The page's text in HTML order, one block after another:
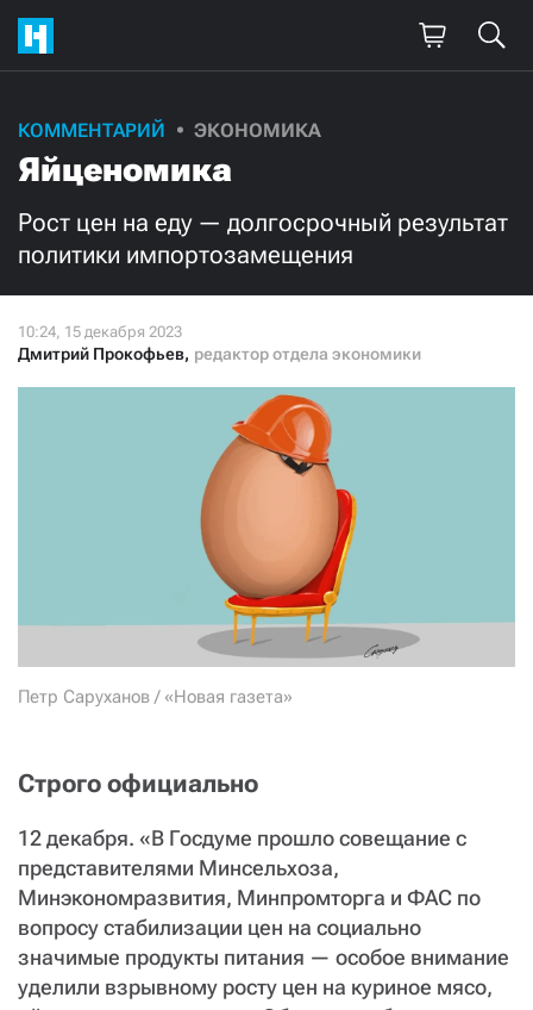
КОММЕНТАРИЙ ЭКОНОМИКА
Яйценомика
Рост цен на еду — долгосрочный результат
политики импортозамещения
Дмитрий Прокофьев, редактор отдела экономики
Петр Саруханов / «Новая газета»
Строго официально
12 декабря. «В Госдуме прошло совещание с
представителями Минсельхоза,
Минэкономразвития, Минпромторга и ФАС по
вопросу стабилизации цен на социально
значимые продукты питания — особое внимание
уделили взрывному росту цен на куриное мясо,
Поддержите
нашу работу!
Ежемесячно Разово
500 300
Нажимая кнопку «Стать соучастником»,
и подтверждаю свое гражданство РФ
СТАТЬ СОУЧАСТНИКОМ
ПОДЕЛИТЬСЯ С ДРУЗЬЯМИ
Если у вас есть вопросы, пишите donate@novayagazeta.ru